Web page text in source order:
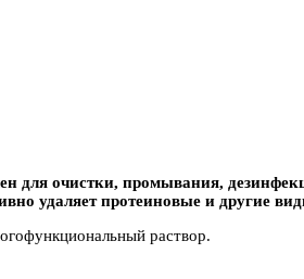
для очистки, промывания,
удаляет протеиновые и другие
раствор.